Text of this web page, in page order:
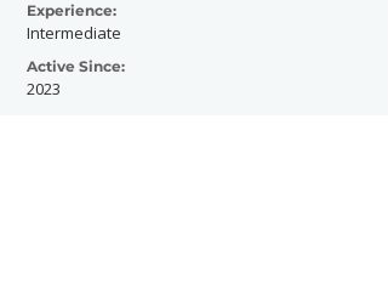
Experience:
Intermediate
Active Since:
2023